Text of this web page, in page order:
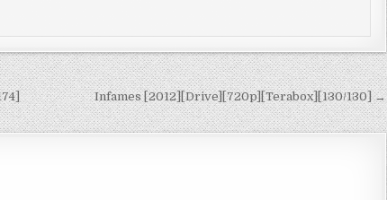
Infames [2012][Drive][720p][Terabox][130/130] →